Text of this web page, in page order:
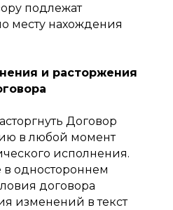
подлежат
месту нахождения
и расторжения
Договор
в любой момент
исполнения.
одностороннем
договора
изменений в текст